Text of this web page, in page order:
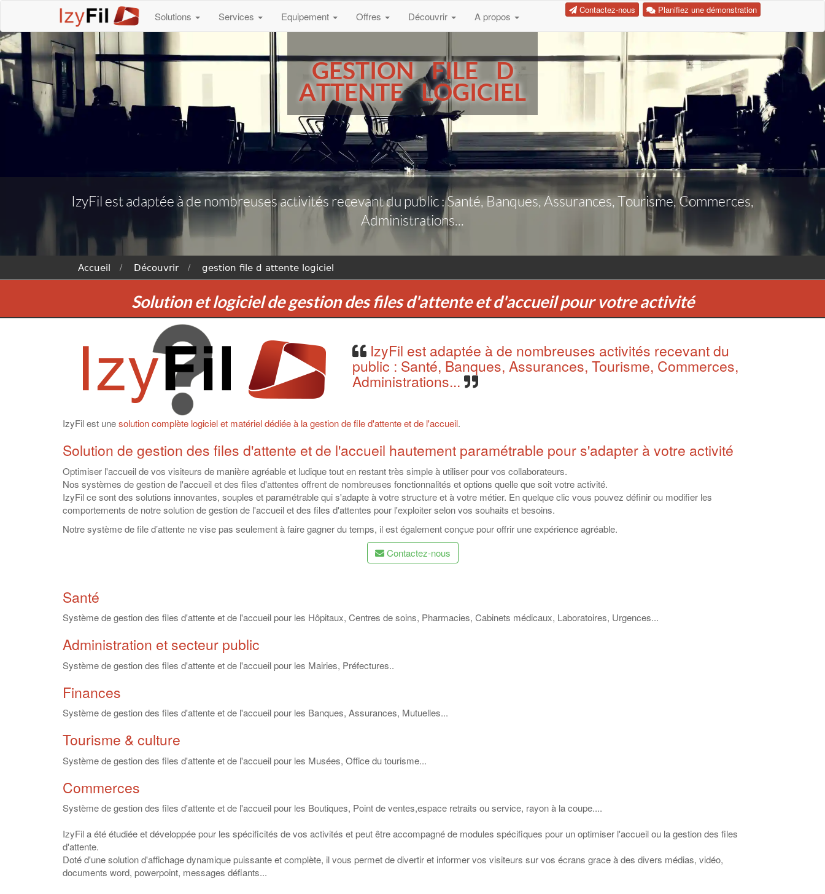
Planifiez une démonstration
Contactez-nous
Solutions Services Equipement Offres Découvrir A propos
GESTION FILE D
ATTENTE LOGICIEL
IzyFil est adaptée à de nombreuses activités recevant du public : Santé, Banques, Assurances, Tourisme, Commerces,
Administrations...
Accueil Découvrir gestion file d attente logiciel
Solution et logiciel de gestion des files d'attente et d'accueil pour votre activité
IzyFil est adaptée à de nombreuses activités recevant du
public : Santé, Banques, Assurances, Tourisme, Commerces,
Administrations...
IzyFil est unesolution complète logiciel et matériel dédiée à la gestion de file d'attente et de l'accueil.
Solution de gestion des files d'attente et de l'accueil hautement paramétrable pour s'adapter à votre activité
Optimiser l'accueil de vos visiteurs de manière agréable et ludique tout en restant très simple à utiliser pour vos collaborateurs.
Nos systèmes de gestion de l'accueil et des files d'attentes offrent de nombreuses fonctionnalités et options quelle que soit votre activité.
IzyFil ce sont des solutions innovantes, souples et paramétrable qui s'adapte à votre structure et à votre métier. En quelque clic vous pouvez définir ou modifier les
comportements de notre solution de gestion de l'accueil et des files d'attentes pour l'exploiter selon vos souhaits et besoins.
Notre système de file d’attente ne vise pas seulement à faire gagner du temps, il est également conçue pour offrir une expérience agréable.
Contactez-nous
Santé
Système de gestion des files d'attente et de l'accueil pour les Hôpitaux, Centres de soins, Pharmacies, Cabinets médicaux, Laboratoires, Urgences...
Administration et secteur public
Système de gestion des files d'attente et de l'accueil pour les Mairies, Préfectures..
Finances
Système de gestion des files d'attente et de l'accueil pour les Banques, Assurances, Mutuelles...
Tourisme & culture
Système de gestion des files d'attente et de l'accueil pour les Musées, Office du tourisme...
Commerces
Système de gestion des files d'attente et de l'accueil pour les Boutiques, Point de ventes,espace retraits ou service, rayon à la coupe....
IzyFil a été étudiée et développée pour les spécificités de vos activités et peut être accompagné de modules spécifiques pour un optimiser l'accueil ou la gestion des files
d'attente.
Doté d'une solution d'affichage dynamique puissante et complète, il vous permet de divertir et informer vos visiteurs sur vos écrans grace à des divers médias, vidéo,
documents word, powerpoint, messages défiants...